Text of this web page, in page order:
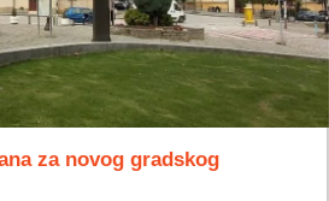
za novog gradskog